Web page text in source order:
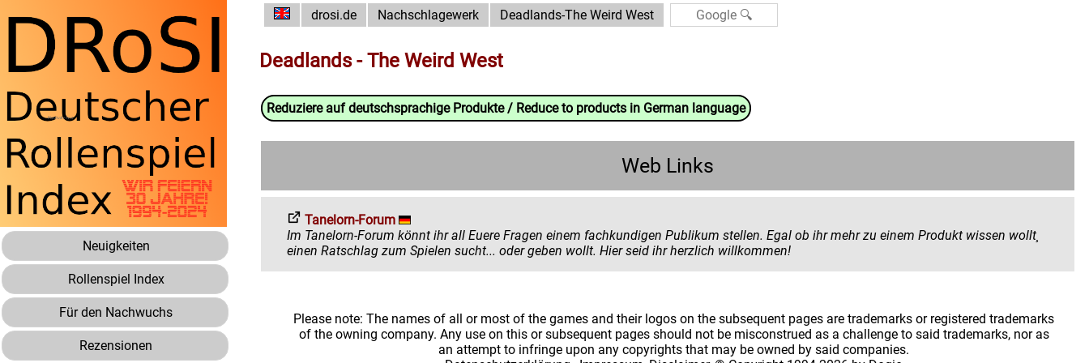
Neuigkeiten
Rollenspiel Index
Für den Nachwuchs
Rezensionen
drosi.de Nachschlagewerk Deadlands-The Weird West
Deadlands - The Weird West
Reduziere auf deutschsprachige Produkte / Reduce to products in German language
Web Links
Tanelorn-Forum
Im Tanelorn-Forum könnt ihr all Euere Fragen einem fachkundigen Publikum stellen. Egal ob ihr mehr zu einem Produkt wissen wollt¸
einen Ratschlag zum Spielen sucht... oder geben wollt. Hier seid ihr herzlich willkommen!
Please note: The names of all or most of the games and their logos on the subsequent pages are trademarks or registered trademarks
of the owning company. Any use on this or subsequent pages should not be misconstrued as a challenge to said trademarks, nor as
an attempt to infringe upon any copyrights that may be owned by said companies.